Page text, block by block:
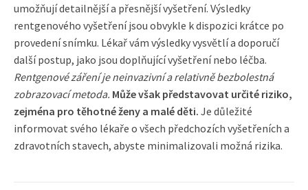
umožňují detailnější a přesnější vyšetření. Výsledky
rentgenového vyšetření jsou obvykle k dispozici krátce po
provedení snímku. Lékař vám výsledky vysvětlí a doporučí
další postup, jako jsou doplňující vyšetření nebo léčba.
Rentgenové záření je neinvazivní a relativně bezbolestná
zobrazovací metoda. Může však představovat určité riziko,
zejména pro těhotné ženy a malé děti. Je důležité
informovat svého lékaře o všech předchozích vyšetřeních a
zdravotních stavech, abyste minimalizovali možná rizika.